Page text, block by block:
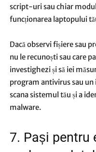
script-uri sau chiar
funcționarea laptopului
Dacă observi fișiere sau
nu le recunoști sau care
investighezi și să iei
program antivirus sau
scana sistemul tău și a
malware.
7. Pași pentru